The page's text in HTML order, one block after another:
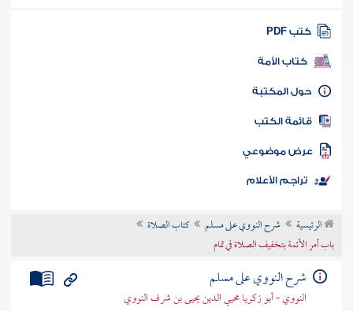
كتب PDF
كتاب الأمة
المكتبة
الكتب
موضوعي
تراجم الأعلام
الرئيسية شرح النووي على مسلم
كتاب الصلاة
باب أمر الأئمة بتخفيف الصلاة في تمام
شرح النووي على مسلم
النووي - أبو زكريا محيي الدين يحيى بن شرف النووي